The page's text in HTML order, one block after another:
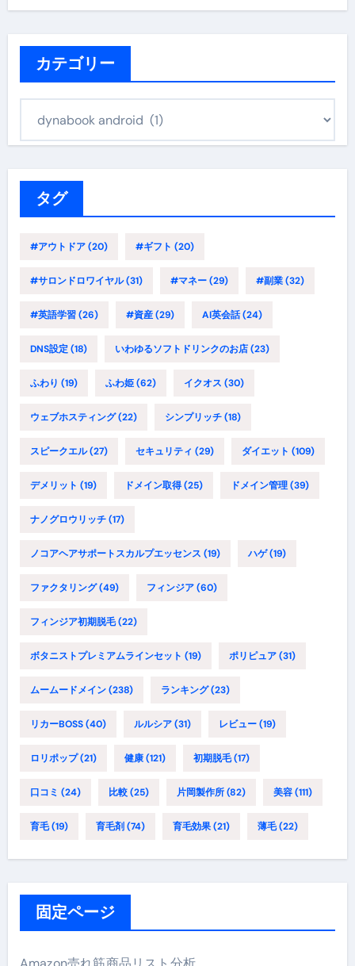
カテゴリー
タグ
#アウトドア(20) #ギフト (20)
#サロンドロワイヤル(31) #マネー(29) #副業(32)
#英語学習(26) #資産(29) AI英会話(24)
DNS設定(18) いわゆるソフトドリンクのお店(23)
ふわり (19) ふわ姫(62) イクオス (30)
ウェブホスティング(22) シンプリッチ(18)
スピークエル(27) セキュリティ (29) ダイエット (109)
デメリット (19) ドメイン取得(25) ドメイン管理(39)
ナノグロウリッチ(17)
ノコアヘアサポートスカルプエッセンス (19) ハゲ(19)
ファクタリング(49) フィンジア(60)
フィンジア初期脱毛(22)
ボタニストプレミアムラインセット (19) ポリピュア(31)
ムームードメイン(238) ランキング(23)
リカーBOSS(40) ルルシア(31) レビュー(19)
ロリポップ(21) 健康(121) 初期脱毛(17)
口コミ (24) 比較(25) 片岡製作所(82) 美容(111)
育毛(19) 育毛剤 (74) 育毛効果(21) 薄毛(22)
固定ページ